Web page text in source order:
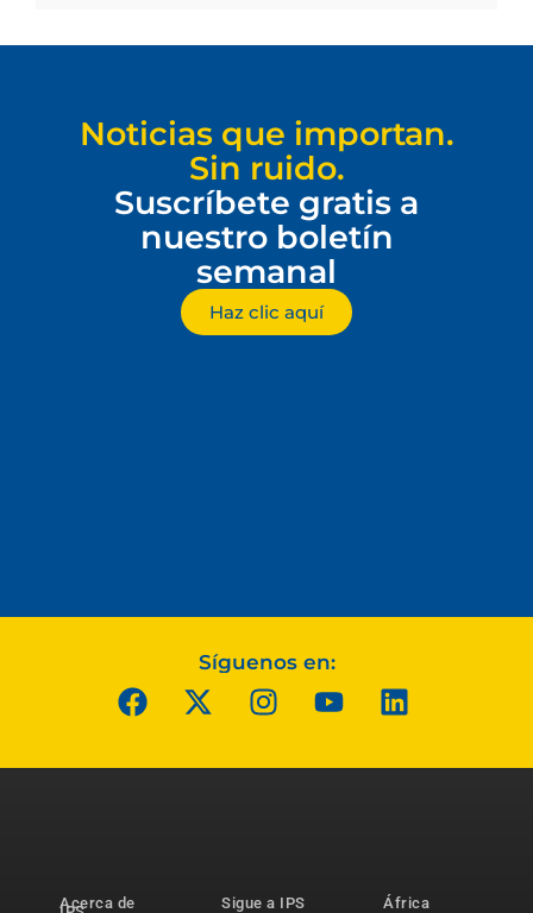
Noticias que importan.
Sin ruido.
Suscríbete gratis a
nuestro boletín
semanal
Haz clic aquí
Síguenos en:
Acerca de
Sigue a IPS
África